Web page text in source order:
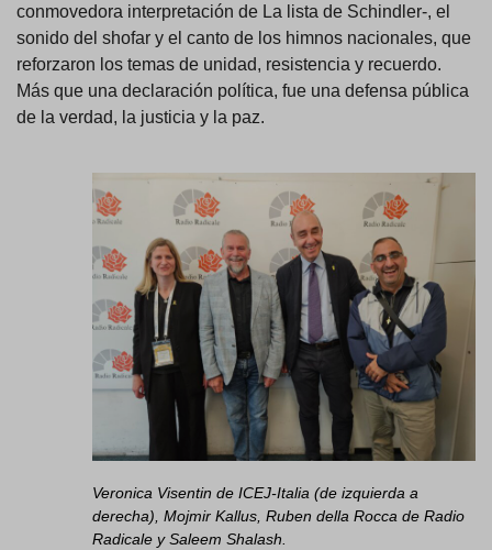
conmovedora interpretación de La lista de Schindler-, el
sonido del shofar y el canto de los himnos nacionales, que
reforzaron los temas de unidad, resistencia y recuerdo.
Más que una declaración política, fue una defensa pública
de la verdad, la justicia y la paz.
Veronica Visentin de ICEJ-Italia (de izquierda a
derecha), Mojmir Kallus, Ruben della Rocca de Radio
Radicale y Saleem Shalash.